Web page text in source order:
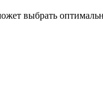
выбрать